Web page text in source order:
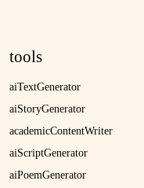
tools
aiTextGenerator
aiStoryGenerator
academicContentWriter
aiScriptGenerator
aiPoemGenerator